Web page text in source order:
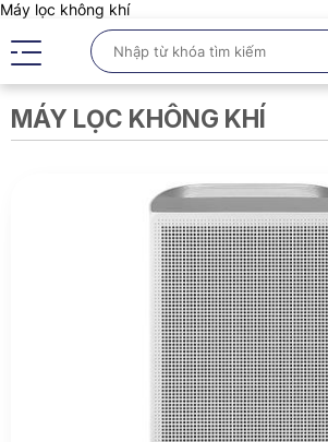
Máy lọc không khí
MÁY LỌC KHÔNG KHÍ